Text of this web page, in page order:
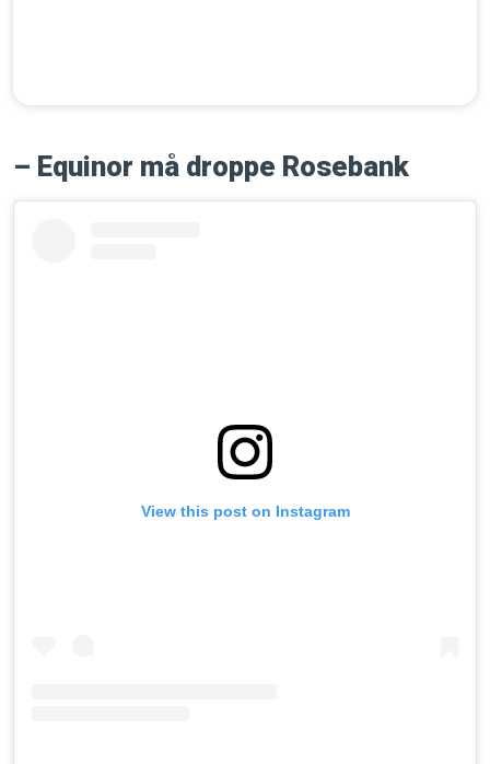
– Equinor må droppe Rosebank
View this post on Instagram